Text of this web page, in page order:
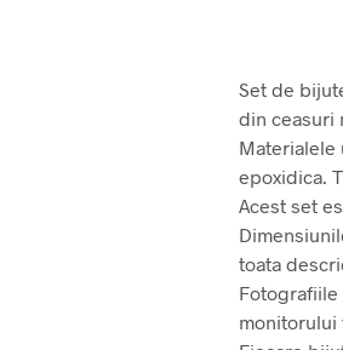
Set de
din ceasuri
Materialele
epoxidica.
Acest set
toata
monitorului